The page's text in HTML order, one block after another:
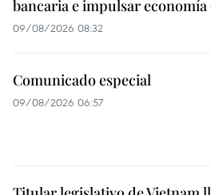
bancaria e impulsar
09/08/2026 08:32
Comunicado especial
09/08/2026 06:57